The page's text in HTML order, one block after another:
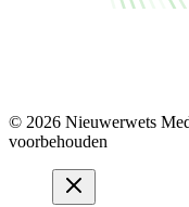
© 2026 Nieuwerwets
voorbehouden